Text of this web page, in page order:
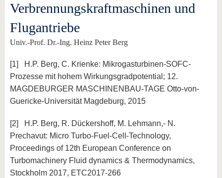
Partnerschaften
Förderung
Nachwuchs
Im
Studium
Nach
dem
an die
BTU ins
Für
internationale
Studierende
Kontakt
Kontakt
Transferprojekte
Lernen
Sie uns
Career
Verbrennungskraftmaschinen und
Flugantriebe
Univ.-Prof. Dr.-Ing. Heinz Peter Berg
[1] H.P. Berg, C. Krienke: Mikrogasturbinen-SOFC-
Prozesse mit hohem Wirkungsgradpotential; 12.
MAGDEBURGER MASCHINENBAU-TAGE Otto-von-
Guericke-Universität Magdeburg, 2015
[2] H.P. Berg, R. Dückershoff, M. Lehmann,- N.
Prechavut: Micro Turbo-Fuel-Cell-Technology,
Proceedings of 12th European Conference on
Turbomachinery Fluid dynamics & Thermodynamics,
Stockholm 2017, ETC2017-266